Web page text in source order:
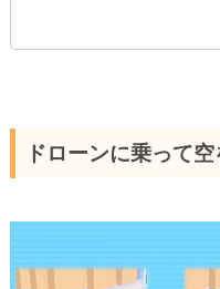
ドローンに乗って空